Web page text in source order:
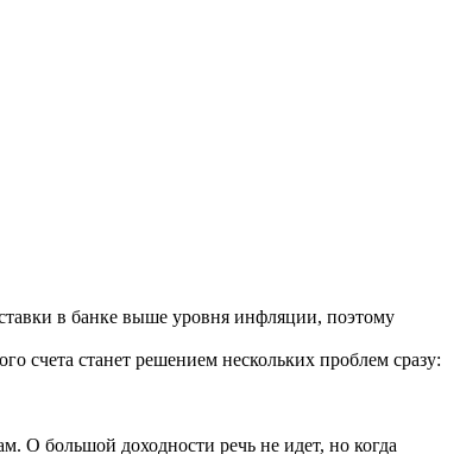
в банке выше уровня инфляции, поэтому
счета станет решением нескольких проблем сразу:
О большой доходности речь не идет, но когда